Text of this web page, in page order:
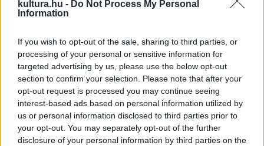
kultura.hu - Do Not Process My Personal
Information
If you wish to opt-out of the sale, sharing to third parties, or
processing of your personal or sensitive information for
targeted advertising by us, please use the below opt-out
section to confirm your selection. Please note that after your
opt-out request is processed you may continue seeing
interest-based ads based on personal information utilized by
us or personal information disclosed to third parties prior to
your opt-out. You may separately opt-out of the further
disclosure of your personal information by third parties on the
szükséges egyszerűbb szerves molekulák több milliárd éve
helyben, a Földön akkor uralkodó körülmények között
keletkeztek. A tudományos vizsgálatokhoz használt
műszerek érzékenységének, felbontásának fejlődése révén
a Földre hullott meteoritok vizsgálata során az utóbbi
években felfedezték, hogy az űrből származó több milliárd
éves meteoritok igen gazdagok különböző egyszerű, kis